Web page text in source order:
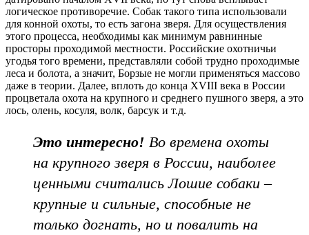
логическое противоречие. Собак такого типа использовали
для конной охоты, то есть загона зверя. Для осуществления
этого процесса, необходимы как минимум равнинные
просторы проходимой местности. Российские охотничьи
угодья того времени, представляли собой трудно проходимые
леса и болота, а значит, Борзые не могли применяться массово
даже в теории. Далее, вплоть до конца XVIII века в России
процветала охота на крупного и среднего пушного зверя, а это
лось, олень, косуля, волк, барсук и т.д.
Это интересно! Во времена охоты
на крупного зверя в России, наиболее
ценными считались Лошие собаки –
крупные и сильные, способные не
только догнать, но и повалить на